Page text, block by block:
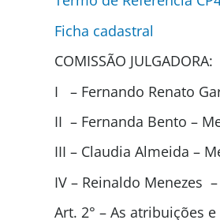
Ficha cadastral
COMISSÃO JULGADORA:
I – Fernando Renato
II – Fernanda Bento –
III – Claudia Almeida –
IV – Reinaldo Menezes
Art. 2° – As atribuições